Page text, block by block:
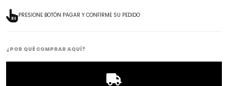
PRESIONE BOTÓN PAGAR Y CONFIRME SU PEDIDO
¿POR QUÉ COMPRAR AQUÍ?